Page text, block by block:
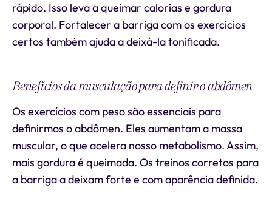
rápido. Isso leva a queimar calorias e gordura
corporal. Fortalecer a barriga com os exercícios
certos também ajuda a deixá-la tonificada.
Benefícios da musculação para definir o abdômen
Os exercícios com peso são essenciais para
definirmos o abdômen. Eles aumentam a massa
muscular, o que acelera nosso metabolismo. Assim,
mais gordura é queimada. Os treinos corretos para
a barriga a deixam forte e com aparência definida.